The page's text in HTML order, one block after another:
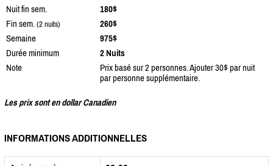
Nuit fin sem.
180$
Fin sem. (2 nuits)
260$
Semaine
975$
Durée minimum
2 Nuits
Note
Prix basé sur 2 personnes. Ajouter 30$ par nuit
par personne supplémentaire.
Les prix sont en dollar Canadien
INFORMATIONS ADDITIONNELLES